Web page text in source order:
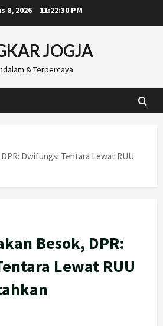
8, 2026 11:22:31 PM
JOGJA
& Terpercaya
Dwifungsi Tentara Lewat RUU
Besok, DPR:
Lewat RUU